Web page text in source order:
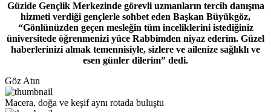
Güzide Gençlik Merkezinde görevli uzmanların tercih danışma
hizmeti verdiği gençlerle sohbet eden Başkan Büyükgöz,
“Gönlünüzden geçen mesleğin tüm inceliklerini istediğiniz
üniversitede öğrenmenizi yüce Rabbimden niyaz ederim. Güzel
haberlerinizi almak temennisiyle, sizlere ve ailenize sağlıklı ve
esen günler dilerim” dedi.
Göz Atın
Macera, doğa ve keşif aynı rotada buluştu